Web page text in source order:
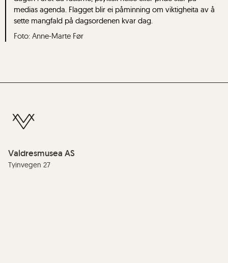
medias agenda. Flagget blir ei påminning om viktigheita av å
sette mangfald på dagsordenen kvar dag.
Anne-Marte Før
Valdresmusea AS
Tyinvegen 27